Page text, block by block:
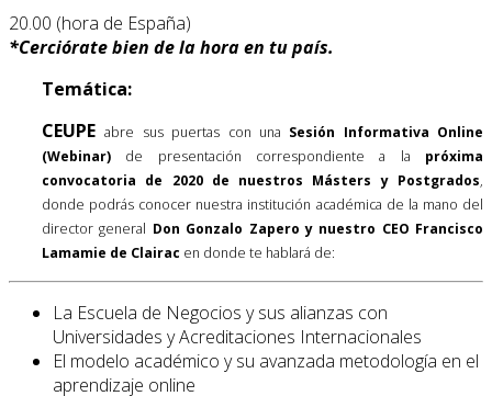
20.00 (hora de España)
*Cerciórate bien de la hora en tu país.
Temática:
CEUPEabre sus puertas con una Sesión Informativa Online
(Webinar) de presentación correspondiente a la próxima
convocatoria de 2020 de nuestros Másters y Postgrados,
donde podrás conocer nuestra institución académica de la mano del
director general Don Gonzalo Zapero y nuestro CEO Francisco
Lamamie de Clairac en donde te hablará de:
La Escuela de Negocios y sus alianzas con
Universidades y Acreditaciones Internacionales
El modelo académico y su avanzada metodología en el
aprendizaje online